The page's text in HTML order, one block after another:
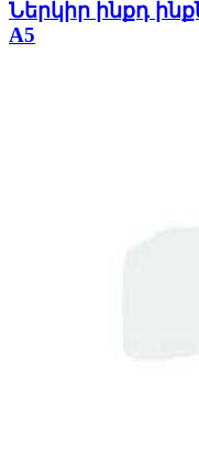
Ներկիր ինքդ
A5